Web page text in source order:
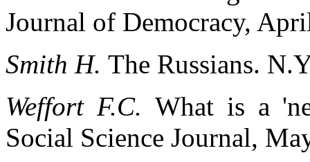
Journal of Democracy,
Smith H. The Russians.
Weffort F.C. What is a
Social Science Journal,